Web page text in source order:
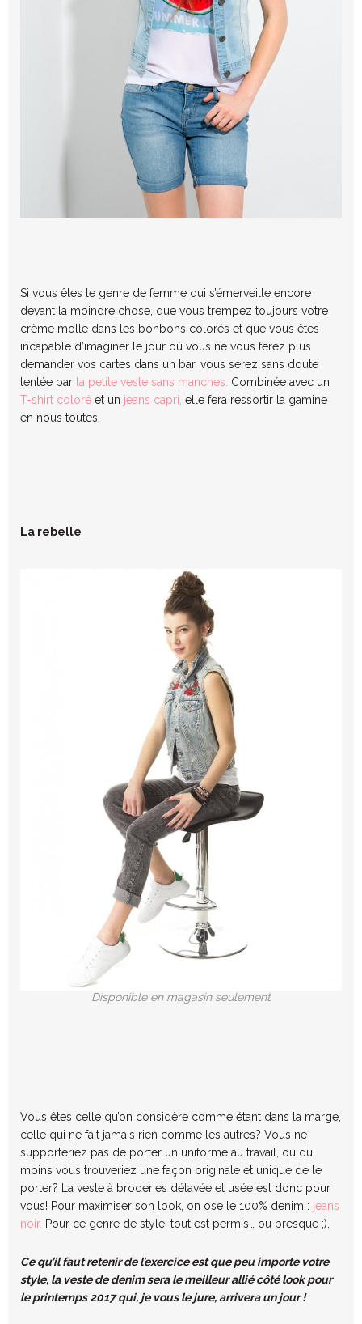
Si vous êtes le genre de femme qui s’émerveille encore
devant la moindre chose, que vous trempez toujours votre
crème molle dans les bonbons colorés et que vous êtes
incapable d’imaginer le jour où vous ne vous ferez plus
demander vos cartes dans un bar, vous serez sans doute
tentée par la petite veste sans manches. Combinée avec un
T-shirt coloré et un jeans capri, elle fera ressortir la gamine
en nous toutes.
La rebelle
Disponible en magasin seulement
Vous êtes celle qu’on considère comme étant dans la marge,
celle qui ne fait jamais rien comme les autres? Vous ne
supporteriez pas de porter un uniforme au travail, ou du
moins vous trouveriez une façon originale et unique de le
porter? La veste à broderies délavée et usée est donc pour
vous! Pour maximiser son look, on ose le 100% denim : jeans
noir. Pour ce genre de style, tout est permis… ou presque ;).
Ce qu’il faut retenir de l’exercice est que peu importe votre
style, la veste de denim sera le meilleur allié côté look pour
le printemps 2017 qui, je vous le jure, arrivera un jour !